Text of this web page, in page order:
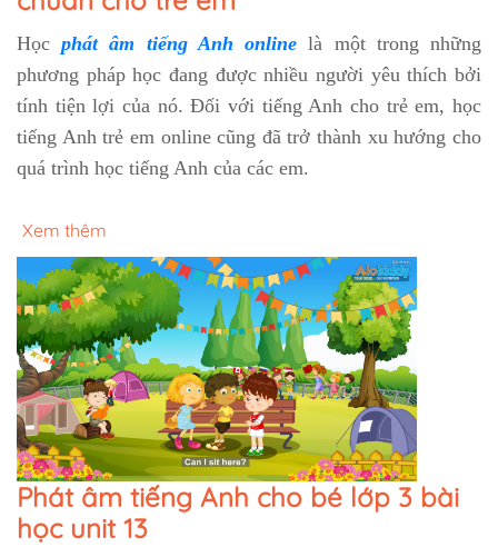
Họcphát âm tiếng Anh online là một trong những
phương pháp học đang được nhiều người yêu thích bởi
tính tiện lợi của nó. Đối với tiếng Anh cho trẻ em, học
tiếng Anh trẻ em online cũng đã trở thành xu hướng cho
quá trình học tiếng Anh của các em.
Xem thêm
Phát âm tiếng Anh cho bé lớp 3 bài
học unit 13